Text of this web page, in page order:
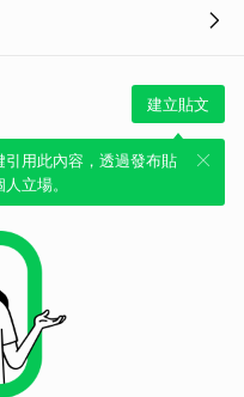
建立貼文
引用此內容，透過發布貼
立場。